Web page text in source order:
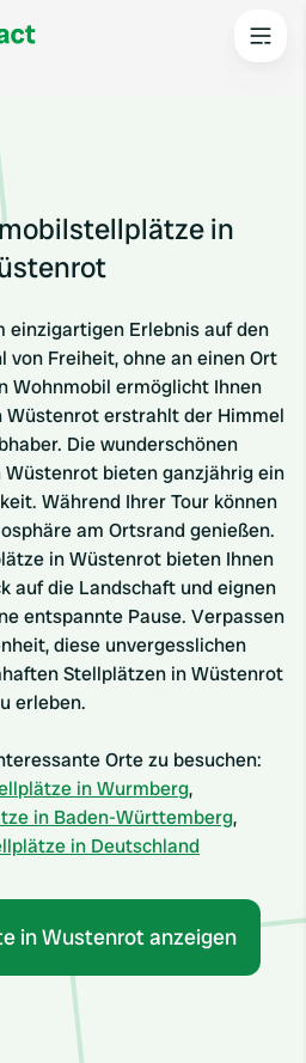
in
einzigartigen Erlebnis auf den
von Freiheit, ohne an einen Ort
Wohnmobil ermöglicht Ihnen
Wüstenrot erstrahlt der Himmel
Die wunderschönen
bieten ganzjährig ein
Während Ihrer Tour können
am Ortsrand genießen.
in Wüstenrot bieten Ihnen
auf die Landschaft und eignen
entspannte Pause. Verpassen
diese unvergesslichen
Stellplätzen in Wüstenrot
erleben.
Orte zu besuchen:
in Wurmberg,
in Baden-Württemberg,
in Deutschland
in Wustenrot anzeigen